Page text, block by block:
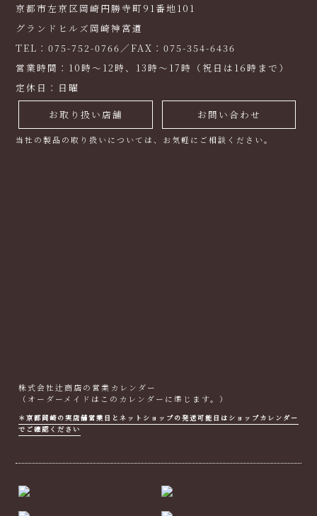
京都市左京区岡崎円勝寺町91番地101
グランドヒルズ岡崎神宮道
TEL：075-752-0766／FAX：075-354-6436
営業時間：10時～12時、13時～17時（祝日は16時まで）
定休日：日曜
お取り扱い店舗 お問い合わせ
当社の製品の取り扱いについては、お気軽にご相談ください。
株式会社辻商店の営業カレンダー
（オーダーメイドはこのカレンダーに準じます。）
＊京都岡崎の実店舗営業日とネットショップの発送可能日はショップカレンダー
でご確認ください